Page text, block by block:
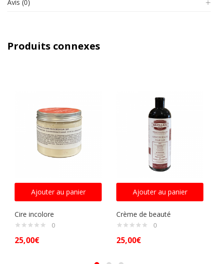
Avis (0)
Produits connexes
Ajouter au panier
Cire incolore
0
25,00€
Ajouter au panier
Crème de beauté
0
25,00€